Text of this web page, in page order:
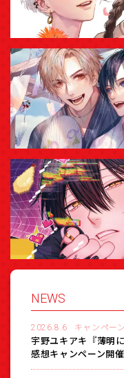
NEWS
2026.8.6 キャンペーン
宇野ユキアキ『薄明
感想キャンペーン開催